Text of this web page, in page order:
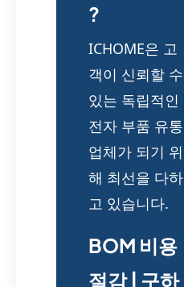
?
ICHOME은 고
객이 신뢰할 수
있는 독립적인
전자 부품 유통
업체가 되기 위
해 최선을 다하
고 있습니다.
BOM 비용
절감 | 구하